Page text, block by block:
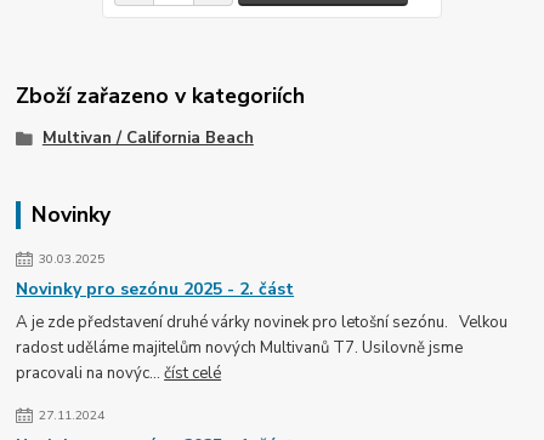
Novinky
30.03.2025
Novinky pro sezónu 2025 - 2. část
A je zde představení druhé várky novinek pro letošní sezónu. Velkou
radost uděláme majitelům nových Multivanů T7. Usilovně jsme
pracovali na novýc...číst celé
27.11.2024
Zboží zařazeno v kategoriích
Multivan / California Beach